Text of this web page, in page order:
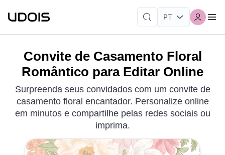
Convite de Casamento Floral
Romântico para Editar Online
Surpreenda seus convidados com um convite de
casamento floral encantador. Personalize online
em minutos e compartilhe pelas redes sociais ou
imprima.